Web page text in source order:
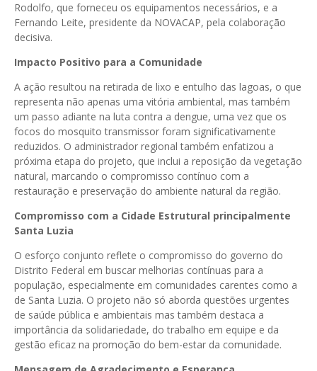
Rodolfo, que forneceu os equipamentos necessários, e a
Fernando Leite, presidente da NOVACAP, pela colaboração
decisiva.
Impacto Positivo para a Comunidade
A ação resultou na retirada de lixo e entulho das lagoas, o que
representa não apenas uma vitória ambiental, mas também
um passo adiante na luta contra a dengue, uma vez que os
focos do mosquito transmissor foram significativamente
reduzidos. O administrador regional também enfatizou a
próxima etapa do projeto, que inclui a reposição da vegetação
natural, marcando o compromisso contínuo com a
restauração e preservação do ambiente natural da região.
Compromisso com a Cidade Estrutural principalmente
Santa Luzia
O esforço conjunto reflete o compromisso do governo do
Distrito Federal em buscar melhorias contínuas para a
população, especialmente em comunidades carentes como a
de Santa Luzia. O projeto não só aborda questões urgentes
de saúde pública e ambientais mas também destaca a
importância da solidariedade, do trabalho em equipe e da
gestão eficaz na promoção do bem-estar da comunidade.